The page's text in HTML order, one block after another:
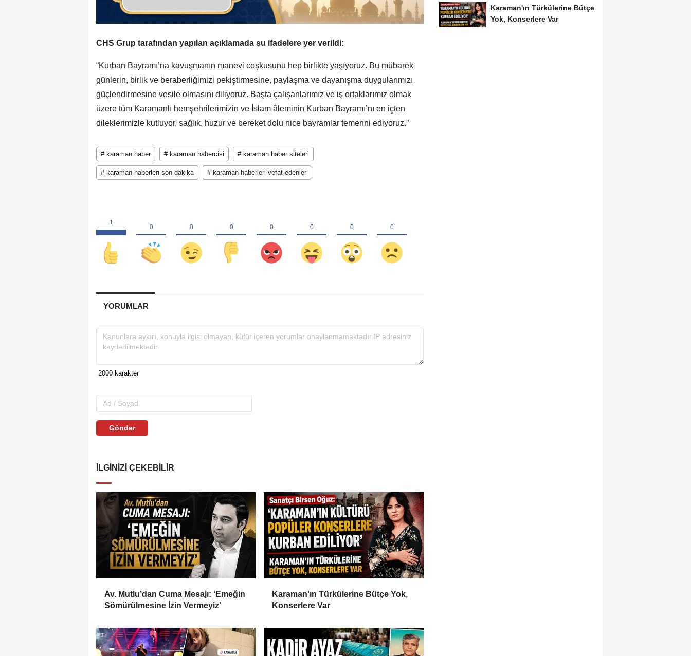
CHS Grup tarafından yapılan açıklamada şu ifadelere yer verildi:
“Kurban Bayramı’na kavuşmanın manevi coşkusunu hep birlikte yaşıyoruz. Bu mübarek
günlerin, birlik ve beraberliğimizi pekiştirmesine, paylaşma ve dayanışma duygularımızı
güçlendirmesine vesile olmasını diliyoruz. Başta çalışanlarımız ve iş ortaklarımız olmak
üzere tüm Karamanlı hemşehrilerimizin ve İslam âleminin Kurban Bayramı’nı en içten
dileklerimizle kutluyor, sağlık, huzur ve bereket dolu nice bayramlar temenni ediyoruz.”
# karaman haber # karaman habercisi # karaman haber siteleri
# karaman haberleri son dakika # karaman haberleri vefat edenler
YORUMLAR
Gönder
İLGINIZI ÇEKEBILIR
Av. Mutlu’dan Cuma Mesajı: ‘Emeğin
Sömürülmesine İzin Vermeyiz’
Karaman'ın Türkülerine Bütçe Yok,
Konserlere Var
Karaman'ın Türkülerine Bütçe
Yok, Konserlere Var